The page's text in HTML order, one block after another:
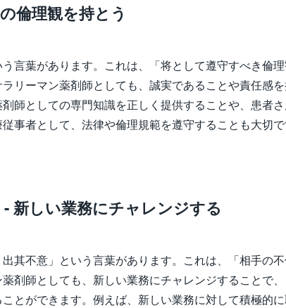
倫理観を持とう
言葉があります。これは、「将として遵守すべき倫
リーマン薬剤師としても、誠実であることや責任感
師としての専門知識を正しく提供することや、患者
事者として、法律や倫理規範を遵守することも大切
- 新しい業務にチャレンジする
其不意」という言葉があります。これは、「相手の
剤師としても、新しい業務にチャレンジすることで
とができます。例えば、新しい業務に対して積極的